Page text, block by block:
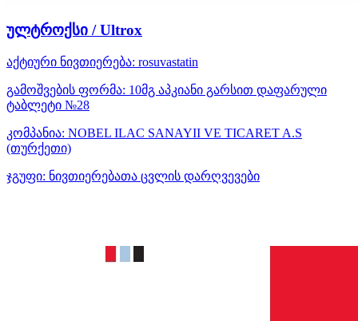
ულტროქსი / Ultrox
აქტიური ნივთიერება: rosuvastatin
გამოშვების ფორმა: 10მგ აპკიანი გარსით დაფარული
ტაბლეტი №28
კომპანია: NOBEL ILAC SANAYII VE TICARET A.S
(თურქეთი)
ჯგუფი: ნივთიერებათა ცვლის დარღვევები